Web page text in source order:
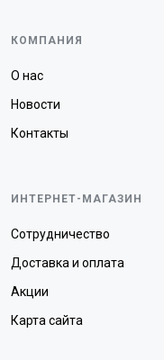
КОМПАНИЯ
О нас
Новости
Контакты
ИНТЕРНЕТ-МАГАЗИН
Сотрудничество
Доставка и оплата
Акции
Карта сайта